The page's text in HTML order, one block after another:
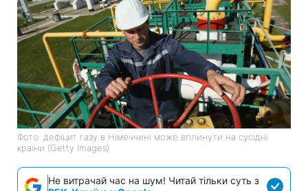
Фото: дефіцит газу в Німеччині може вплинути на сусідні
країни (Getty Images)
Не витрачай час на шум! Читай тільки суть з